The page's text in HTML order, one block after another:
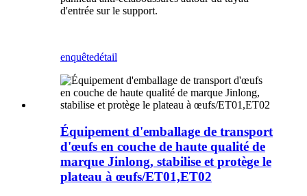
d'entrée sur le support.
enquêtedétail
Équipement d'emballage de transport
d'œufs en couche de haute qualité de
marque Jinlong, stabilise et protège le
plateau à œufs/ET01,ET02